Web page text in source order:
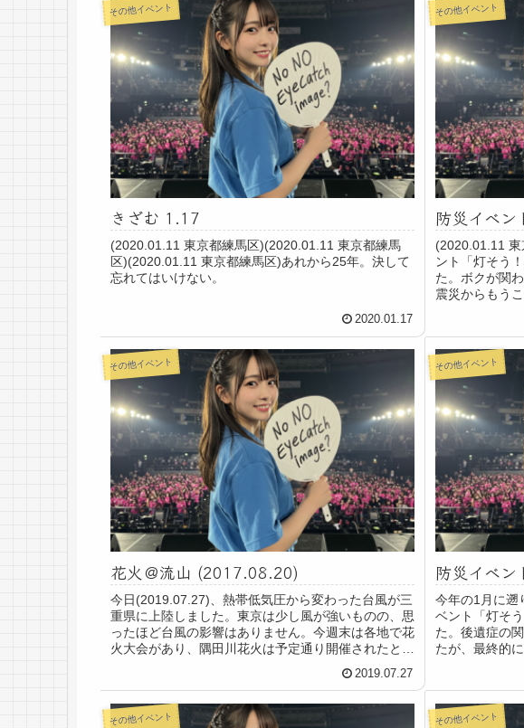
その他イベント
きざむ 1.17
(2020.01.11 東京都練馬区)(2020.01.11 東京都練馬
区)(2020.01.11 東京都練馬区)あれから25年。決して
忘れてはいけない。
2020.01.17
その他イベント
防災イベ
(2020.01.11
ント「灯そう
た。ボクが関
震災からもう
その他イベント
花火＠流山 (2017.08.20)
今日(2019.07.27)、熱帯低気圧から変わった台風が三
重県に上陸しました。東京は少し風が強いものの、思
ったほど台風の影響はありません。今週末は各地で花
火大会があり、隅田川花火は予定通り開催されたと
2019.07.27
その他イベント
防災イベ
今年の1月に遡
ベント「灯そ
た。後遺症の
たが、最終的
その他イベント その他イベント